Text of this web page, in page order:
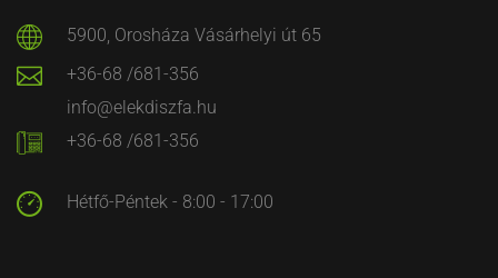
5900, Orosháza Vásárhelyi út 65
+36-68 /681-356
info@elekdiszfa.hu
+36-68 /681-356
Hétfő-Péntek - 8:00 - 17:00